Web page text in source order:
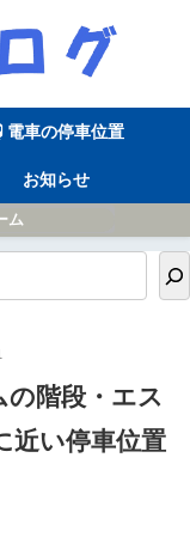
電車の停車位置
お知らせ
ム
の階段・エス
近い停車位置